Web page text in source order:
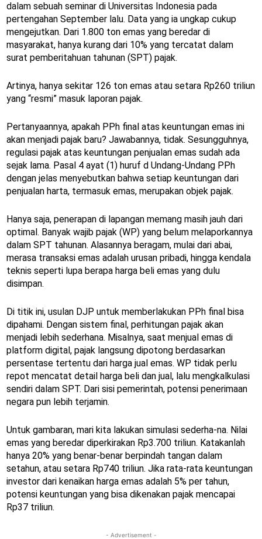
dalam sebuah seminar di Universitas Indonesia pada
pertengahan September lalu. Data yang ia ungkap cukup
mengejutkan. Dari 1.800 ton emas yang beredar di
masyarakat, hanya kurang dari 10% yang tercatat dalam
surat pemberitahuan tahunan (SPT) pajak.
Artinya, hanya sekitar 126 ton emas atau setara Rp260 triliun
yang “resmi” masuk laporan pajak.
Pertanyaannya, apakah PPh final atas keuntungan emas ini
akan menjadi pajak baru? Jawabannya, tidak. Sesungguhnya,
regulasi pajak atas keuntungan penjualan emas sudah ada
sejak lama. Pasal 4 ayat (1) huruf d Undang-Undang PPh
dengan jelas menyebutkan bahwa setiap keuntungan dari
penjualan harta, termasuk emas, merupakan objek pajak.
Hanya saja, penerapan di lapangan memang masih jauh dari
optimal. Banyak wajib pajak (WP) yang belum melaporkannya
dalam SPT tahunan. Alasannya beragam, mulai dari abai,
merasa transaksi emas adalah urusan pribadi, hingga kendala
teknis seperti lupa berapa harga beli emas yang dulu
disimpan.
Di titik ini, usulan DJP untuk memberlakukan PPh final bisa
dipahami. Dengan sistem final, perhitungan pajak akan
menjadi lebih sederhana. Misalnya, saat menjual emas di
platform digital, pajak langsung dipotong berdasarkan
persentase tertentu dari harga jual emas. WP tidak perlu
repot mencatat detail harga beli dan jual, lalu mengkalkulasi
sendiri dalam SPT. Dari sisi pemerintah, potensi penerimaan
negara pun lebih terjamin.
Untuk gambaran, mari kita lakukan simulasi sederha-na. Nilai
emas yang beredar diperkirakan Rp3.700 triliun. Katakanlah
hanya 20% yang benar-benar berpindah tangan dalam
setahun, atau setara Rp740 triliun. Jika rata-rata keuntungan
investor dari kenaikan harga emas adalah 5% per tahun,
potensi keuntungan yang bisa dikenakan pajak mencapai
Rp37 triliun.
- Advertisement -